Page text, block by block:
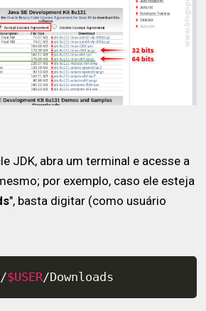
JDK, abra um terminal e acesse a
por exemplo, caso ele esteja
", basta digitar (como usuário
$USER/Downloads